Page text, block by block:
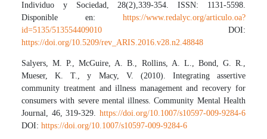
Individuo y Sociedad, 28(2),339-354. ISSN: 1131-5598.
Disponible en: https://www.redalyc.org/articulo.oa?
id=5135/513554409010 DOI:
https://doi.org/10.5209/rev_ARIS.2016.v28.n2.48848
Salyers, M. P., McGuire, A. B., Rollins, A. L., Bond, G. R.,
Mueser, K. T., y Macy, V. (2010). Integrating assertive
community treatment and illness management and recovery for
consumers with severe mental illness. Community Mental Health
Journal, 46, 319-329. https://doi.org/10.1007/s10597-009-9284-6
DOI:https://doi.org/10.1007/s10597-009-9284-6